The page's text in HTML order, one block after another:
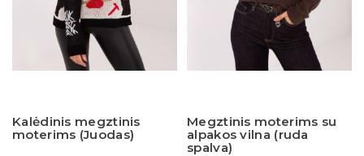
Kalėdinis megztinis
moterims (Juodas)
Megztinis moterims su
alpakos vilna (ruda
spalva)